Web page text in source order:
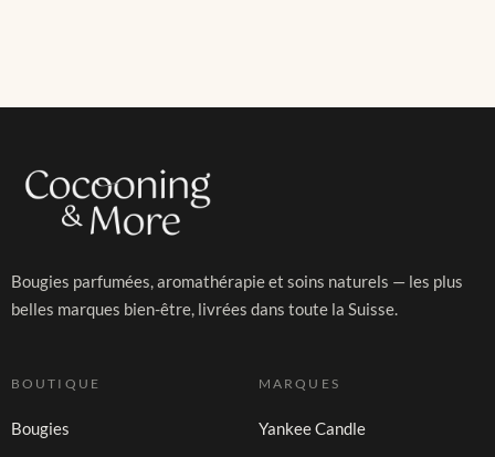
Bougies parfumées, aromathérapie et soins naturels — les plus
belles marques bien-être, livrées dans toute la Suisse.
BOUTIQUE
Bougies
MARQUES
Yankee Candle